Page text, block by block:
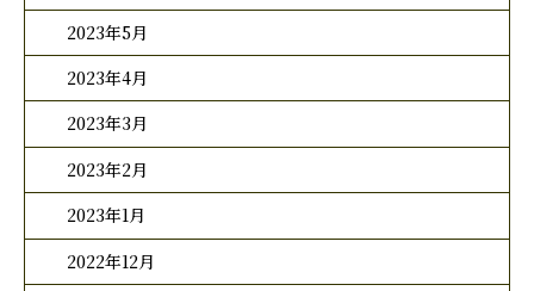
2023年5月
2023年4月
2023年3月
2023年2月
2023年1月
2022年12月